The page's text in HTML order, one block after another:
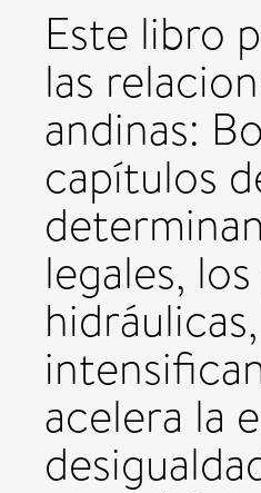
Este libro
las
andinas:
capítulos
legales,
acelera la